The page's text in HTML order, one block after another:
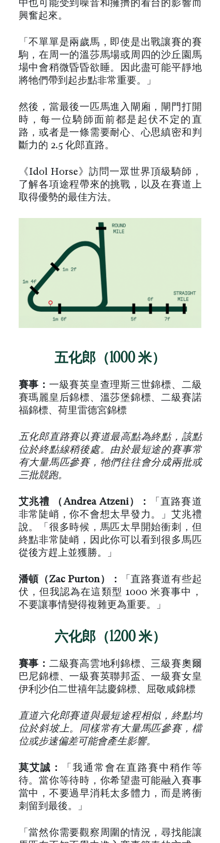
中也可能受到噪音和擁擠的看台的影響而
興奮起來。
「不單單是兩歲馬，即使是出戰讓賽的賽
駒，在周一的溫莎馬場或周四的沙丘園馬
場中會稍微昏昏欲睡。因此盡可能平靜地
將牠們帶到起步點非常重要。」
然後，當最後一匹馬進入閘廂，閘門打開
時，每一位騎師面前都是起伏不定的直
路，或者是一條需要耐心、心思縝密和判
斷力的 2.5 化郎直路。
《Idol Horse》訪問一眾世界頂級騎師，
了解各項途程帶來的挑戰，以及在賽道上
取得優勢的最佳方法。
五化郎（1000 米）
賽事： 一級賽英皇查理斯三世錦標、二級
賽瑪麗皇后錦標、溫莎堡錦標、二級賽諾
福錦標、荷里雷德宮錦標
五化郎直路賽以賽道最高點為終點，該點
位於終點線稍後處。由於最短途的賽事常
有大量馬匹參賽，牠們往往會分成兩批或
三批競跑。
艾兆禮 （Andrea Atzeni）：
「直路賽道
非常陡峭，你不會想太早發力。」艾兆禮
說。「很多時候，馬匹太早開始衝刺，但
終點非常陡峭，因此你可以看到很多馬匹
從後方趕上並獲勝。」
潘頓（Zac Purton）：
「直路賽道有些起
伏，但我認為在這類型 1000 米賽事中，
不要讓事情變得複雜更為重要。」
六化郎（1200 米）
賽事： 二級賽高雲地利錦標、三級賽奧爾
巴尼錦標、一級賽英聯邦盃、一級賽女皇
伊利沙伯二世禧年誌慶錦標、屈敬咸錦標
直道六化郎賽道與最短途程相似，終點均
位於斜坡上。同樣常有大量馬匹參賽，檔
位或步速偏差可能會產生影響。
莫艾誠：
「我通常會在直路賽中稍作等
待。當你等待時，你希望盡可能融入賽事
當中，不要過早消耗太多體力，而是將衝
刺留到最後。」
「當然你需要觀察周圍的情況，尋找能讓